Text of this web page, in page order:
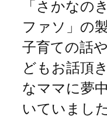
「さかなの
ファソ」の
子育ての話
どもお話頂
なママに夢
いていまし